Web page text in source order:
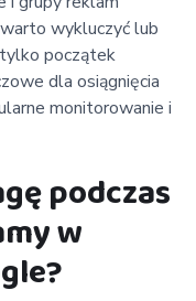
wykluczyć lub
początek
dla osiągnięcia
monitorowanie i
podczas
w